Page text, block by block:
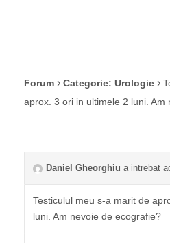
Forum › Categorie: Urologie ›
aprox. 3 ori in ultimele 2 luni. Am
Daniel Gheorghiu a intrebat
Testiculul meu s-a marit de
luni. Am nevoie de ecografie?